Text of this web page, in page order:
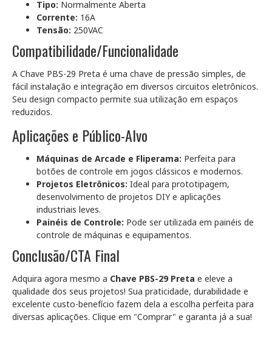
Tipo: Normalmente Aberta
Corrente: 16A
Tensão: 250VAC
Compatibilidade/Funcionalidade
A Chave PBS-29 Preta é uma chave de pressão simples, de
fácil instalação e integração em diversos circuitos eletrônicos.
Seu design compacto permite sua utilização em espaços
reduzidos.
Aplicações e Público-Alvo
Máquinas de Arcade e Fliperama: Perfeita para
botões de controle em jogos clássicos e modernos.
Projetos Eletrônicos: Ideal para prototipagem,
desenvolvimento de projetos DIY e aplicações
industriais leves.
Painéis de Controle: Pode ser utilizada em painéis de
controle de máquinas e equipamentos.
Conclusão/CTA Final
Adquira agora mesmo a Chave PBS-29 Preta e eleve a
qualidade dos seus projetos! Sua praticidade, durabilidade e
excelente custo-benefício fazem dela a escolha perfeita para
diversas aplicações. Clique em "Comprar" e garanta já a sua!